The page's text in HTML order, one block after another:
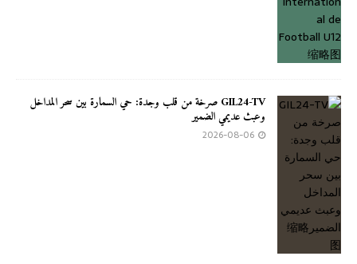
GIL24-TV صرخة من قلب وجدة: حي السمارة بين سحر المداخل
وعبث عديمي الضمير
2026-08-06